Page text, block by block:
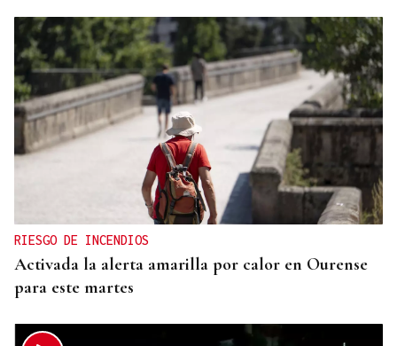
RIESGO DE INCENDIOS
Activada la alerta amarilla por calor en Ourense
para este martes